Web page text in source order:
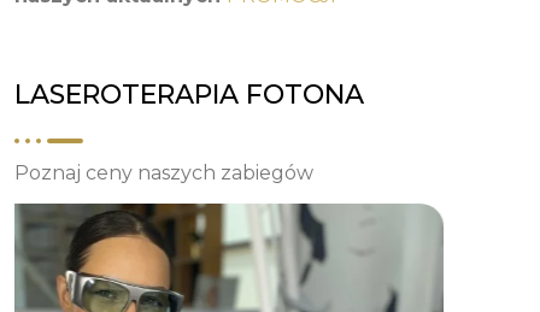
LASEROTERAPIA FOTONA
Poznaj ceny naszych zabiegów